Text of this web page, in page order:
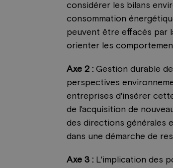
considérer les bilans
consommation
peuvent être effacés par
orienter les
Axe 2 : Gestion durable
perspectives
entreprises d'insérer
de l'acquisition de
des directions générales
dans une démarche de
Axe 3 : L'implication des